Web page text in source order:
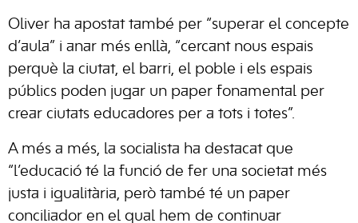
Oliver ha apostat també per “superar el concepte
d’aula” i anar més enllà, “cercant nous espais
perquè la ciutat, el barri, el poble i els espais
públics poden jugar un paper fonamental per
crear ciutats educadores per a tots i totes”.
A més a més, la socialista ha destacat que
“l’educació té la funció de fer una societat més
justa i igualitària, però també té un paper
conciliador en el qual hem de continuar